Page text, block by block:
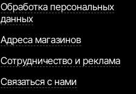
Обработка персональных
данных
Адреса магазинов
Сотрудничество и реклама
Связаться с нами